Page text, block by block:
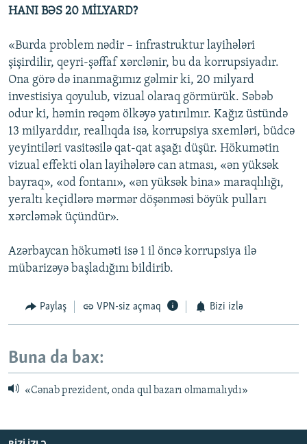
HANI BƏS 20 MİLYARD?
«Burda problem nədir – infrastruktur layihələri
şişirdilir, qeyri-şəffaf xərclənir, bu da korrupsiyadır.
Ona görə də inanmağımız gəlmir ki, 20 milyard
investisiya qoyulub, vizual olaraq görmürük. Səbəb
odur ki, həmin rəqəm ölkəyə yatırılmır. Kağız üstündə
13 milyarddır, reallıqda isə, korrupsiya sxemləri, büdcə
yeyintiləri vasitəsilə qat-qat aşağı düşür. Hökumətin
vizual effekti olan layihələrə can atması, «ən yüksək
bayraq», «od fontanı», «ən yüksək bina» maraqlılığı,
yeraltı keçidlərə mərmər döşənməsi böyük pulları
xərcləmək üçündür».
Azərbaycan hökuməti isə 1 il öncə korrupsiya ilə
mübarizəyə başladığını bildirib.
Paylaş VPN-siz açmaq Bizi izlə
Buna da bax:
«Cənab prezident, onda qul bazarı olmamalıydı»